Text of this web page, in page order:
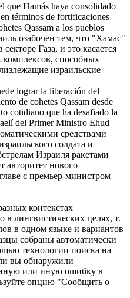
que Hamás haya consolidado
términos de fortificaciones
Qassam a los pueblos
озабочен тем, что "Хамас"
Газа, и это касается
комплексов, способных
израильские
lograr la liberación del
de cohetes Qassam desde
cotidiano que ha desafiado la
del Primer Ministro Ehud
средствами
солдата и
Израиля ракетами
авторитет нового
с премьер-министром
контекстах
в лингвистических целях, т.
в одном языке и вариантов
собраны автоматически
технологии поиска на
вы обнаружили
или иную ошибку в
опцию "Сообщить о